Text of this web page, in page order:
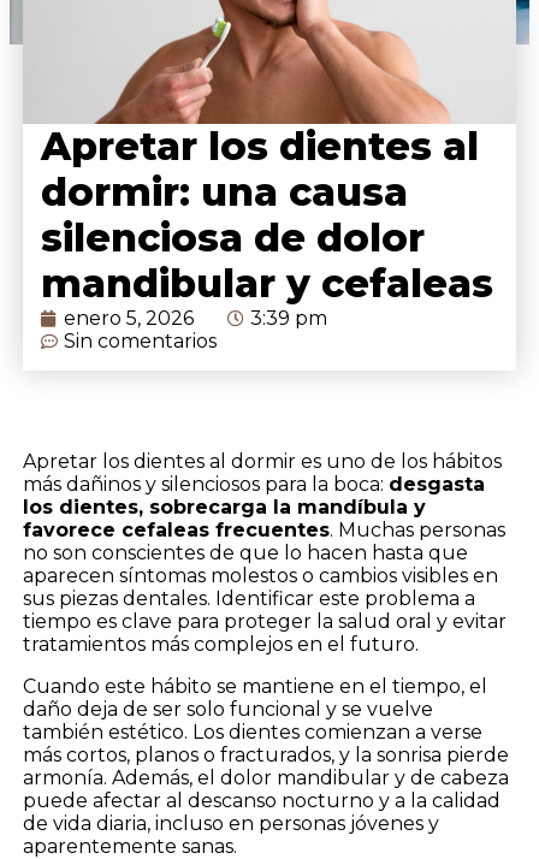
Apretar los dientes al
dormir: una causa
silenciosa de dolor
mandibular y cefaleas
enero 5, 2026
3:39 pm
Sin comentarios
Apretar los dientes al dormir es uno de los hábitos
más dañinos y silenciosos para la boca: desgasta
los dientes, sobrecarga la mandíbula y
favorece cefaleas frecuentes. Muchas personas
no son conscientes de que lo hacen hasta que
aparecen síntomas molestos o cambios visibles en
sus piezas dentales. Identificar este problema a
tiempo es clave para proteger la salud oral y evitar
tratamientos más complejos en el futuro.
Cuando este hábito se mantiene en el tiempo, el
daño deja de ser solo funcional y se vuelve
también estético. Los dientes comienzan a verse
más cortos, planos o fracturados, y la sonrisa pierde
armonía. Además, el dolor mandibular y de cabeza
puede afectar al descanso nocturno y a la calidad
de vida diaria, incluso en personas jóvenes y
aparentemente sanas.